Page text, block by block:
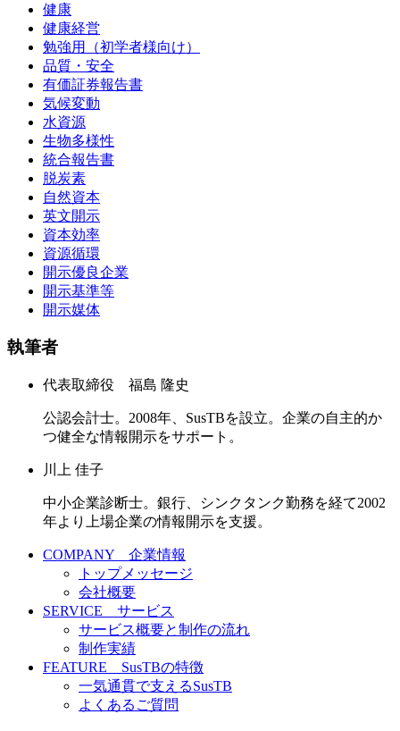
健康
健康経営
勉強用（初学者様向け）
品質・安全
有価証券報告書
気候変動
水資源
生物多様性
統合報告書
脱炭素
自然資本
英文開示
資本効率
資源循環
開示優良企業
開示基準等
開示媒体
執筆者
代表取締役 福島 隆史
公認会計士。2008年、SusTBを設立。企業の自主的か
つ健全な情報開示をサポート。
川上 佳子
中小企業診断士。銀行、シンクタンク勤務を経て2002
年より上場企業の情報開示を支援。
COMPANY 企業情報
トップメッセージ
会社概要
SERVICE サービス
サービス概要と制作の流れ
制作実績
FEATURE SusTBの特徴
一気通貫で支えるSusTB
よくあるご質問